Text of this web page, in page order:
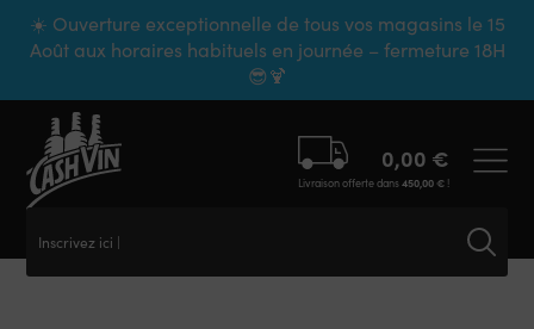
☀️ Ouverture exceptionnelle de tous vos magasins le 15
Août aux horaires habituels en journée – fermeture 18H
😎🍹
Inscrivez ici vo
0,00 €
Livraison offerte dans450,00 €!
Panneau de gestion des cookies